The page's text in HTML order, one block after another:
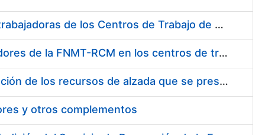
Suministro de Protectores Auditivos a medida para las personas trabajadoras de los Centros de Trabajo de Madrid y Burgos
Suministro de gafas graduadas antiproyecciones para los trabajadores de la FNMT-RCM en los centros de trabajo de Madrid y Burgos
Servicios de una empresa externa para el asesoramiento y resolución de los recursos de alzada que se presentan relacionados con procesos de selección para la FNMT-RCM
y otros complementos